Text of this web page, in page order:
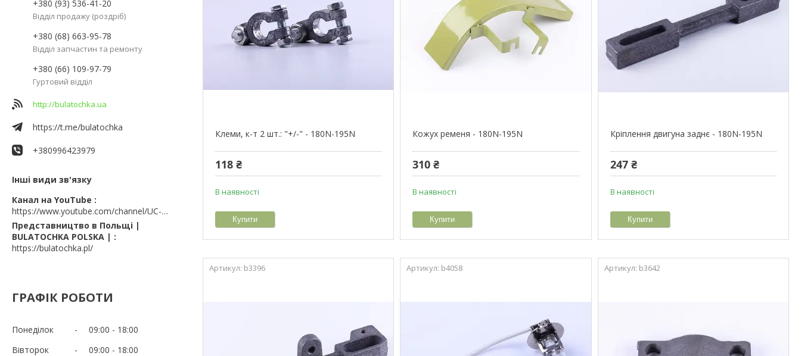
+380 (93) 536-41-20
Відділ продажу (роздріб)
+380 (68) 663-95-78
Відділ запчастин та ремонту
+380 (66) 109-97-79
Гуртовий відділ
http://bulatochka.ua
https://t.me/bulatochka
+380996423979
Інші види зв'язку
Канал на YouTube
https://www.youtube.com/channel/UC-wGHI7OMJKRqSnjCrbeWMQ
Представництво в Польщі |
BULATOCHKA POLSKA |
https://bulatochka.pl/
ГРАФІК РОБОТИ
Понеділок 09:00
18:00
Вівторок
09:00
18:00
Клеми, к-т 2 шт.: "+/-" - 180N-195N
118 ₴
В наявності
Купити
Кожух ременя - 180N-195N
310 ₴
В наявності
Купити
Кріплення двигуна заднє - 180N-195N
247 ₴
В наявності
Купити
b3396 b4058 b3642